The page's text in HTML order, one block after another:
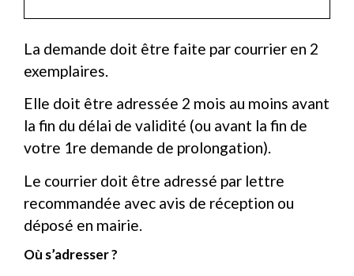
La demande doit être faite par courrier en 2
exemplaires.
Elle doit être adressée 2 mois au moins avant
la fin du délai de validité (ou avant la fin de
votre 1re demande de prolongation).
Le courrier doit être adressé par lettre
recommandée avec avis de réception ou
déposé en mairie.
Où s’adresser ?